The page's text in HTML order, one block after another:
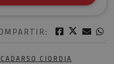
Facebook
Twitter
CIORDIA